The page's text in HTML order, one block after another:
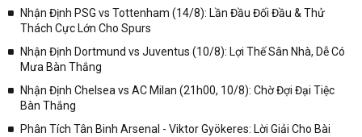
Nhận Định PSG vs Tottenham (14/8): Lần Đầu Đối Đầu & Thử
Thách Cực Lớn Cho Spurs
Nhận Định Dortmund vs Juventus (10/8): Lợi Thế Sân Nhà, Dễ Có
Mưa Bàn Thắng
Nhận Định Chelsea vs AC Milan (21h00, 10/8): Chờ Đợi Đại Tiệc
Bàn Thắng
Phân Tích Tân Binh Arsenal - Viktor Gyökeres: Lời Giải Cho Bài